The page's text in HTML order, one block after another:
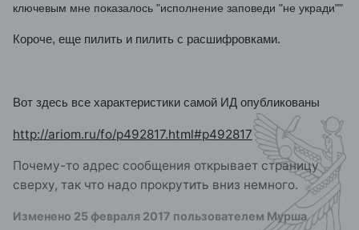
ключевым мне показалось "исполнение заповеди "не укради""
Короче, еще пилить и пилить с расшифровками.
Вот здесь все характеристики самой ИД опубликованы
http://ariom.ru/fo/p492817.html#p492817
Почему-то адрес сообщения открывает страницу
сверху, так что надо прокрутить вниз немного.
Изменено 25 февраля 2017 пользователем Мурша